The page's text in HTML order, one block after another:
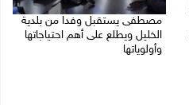
مصطفى يستقبل وفدا من بلدية
الخليل ويطلع على أهم احتياجاتها
وأولوياتها